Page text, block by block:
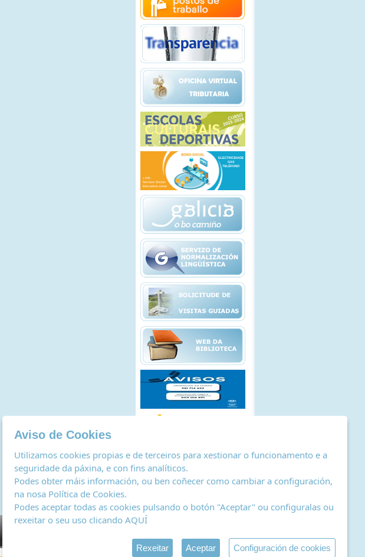
Política de cookies| Rexistro de actividades de tratamento
Aviso de Cookies
Utilizamos cookies propias e de terceiros para xestionar o funcionamento e a
seguridade da páxina, e con fins analíticos.
Podes obter máis información, ou ben coñecer como cambiar a configuración,
na nosa Política de Cookies.
Podes aceptar todas as cookies pulsando o botón "Aceptar" ou configuralas ou
rexeitar o seu uso clicando AQUÍ
Rexeitar Aceptar Configuración de cookies